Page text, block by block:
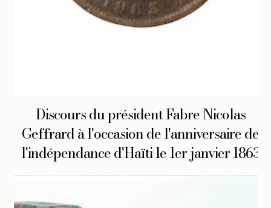
Discours du président Fabre Nicolas
Geffrard à l'occasion de l'anniversaire de
l'indépendance d'Haïti le 1er janvier 1863